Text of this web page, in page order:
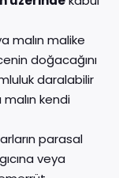
malın malike
doğacağını
daralabilir
malın kendi
parasal
veya